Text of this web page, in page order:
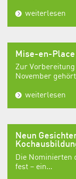
weiterlesen
Mise-en-
Zur
November
weiterlesen
Neun
Die Nominierten
fest – ein...